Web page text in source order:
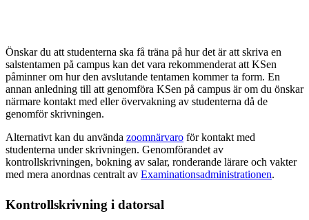
Önskar du att studenterna ska få träna på hur det är att skriva en
salstentamen på campus kan det vara rekommenderat att KSen
påminner om hur den avslutande tentamen kommer ta form. En
annan anledning till att genomföra KSen på campus är om du önskar
närmare kontakt med eller övervakning av studenterna då de
genomför skrivningen.
Alternativt kan du använda zoomnärvaro för kontakt med
studenterna under skrivningen. Genomförandet av
kontrollskrivningen, bokning av salar, ronderande lärare och vakter
med mera anordnas centralt av Examinationsadministrationen.
Kontrollskrivning i datorsal